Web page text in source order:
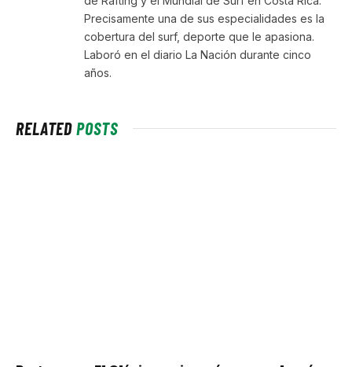
Precisamente una de sus especialidades es la
cobertura del surf, deporte que le apasiona.
Laboró en el diario La Nación durante cinco
años.
RELATEDPOSTS